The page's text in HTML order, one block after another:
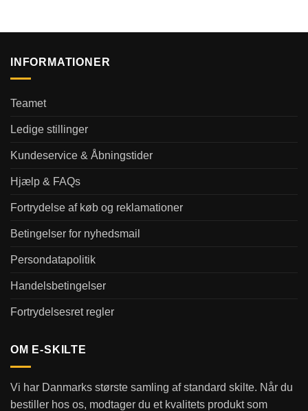
INFORMATIONER
Teamet
Ledige stillinger
Kundeservice & Åbningstider
Hjælp & FAQs
Fortrydelse af køb og reklamationer
Betingelser for nyhedsmail
Persondatapolitik
Handelsbetingelser
Fortrydelsesret regler
OM E-SKILTE
Vi har Danmarks største samling af standard skilte. Når du
bestiller hos os, modtager du et kvalitets produkt som